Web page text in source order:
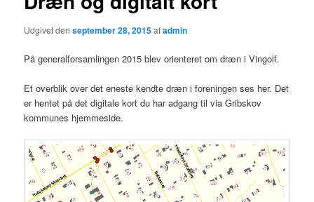
Udgivet denseptember 28, 2015afadmin
På generalforsamlingen 2015 blev orienteret om dræn i Vingolf.
Et overblik over det eneste kendte dræn i foreningen ses her. Det
er hentet på det digitale kort du har adgang til via Gribskov
kommunes hjemmeside.